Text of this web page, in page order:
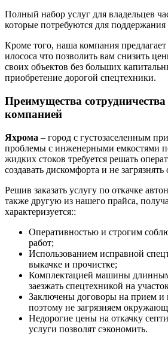
Полный набор услуг для владельцев
которые потребуются для
Кроме того, наша компания предлагает
илососа что позволить вам снизить
своих объектов без больших
приобретение дорогой спецтехники.
Преимущества
компанией
Яхрома – город с густозаселенным
проблемы с инженерными емкостями
жидких стоков требуется решать
создавать дискомфорта и не
Решив заказать услугу по откачке
также другую из нашего прайса,
характеризуется::
Оперативностью и строгим
работ;
Использованием исправной
выкачке и прочистке;
Комплектацией машины
заезжать спецтехникой на
Заключены договоры на прием
поэтому не загрязняем
Недорогие цены на откачку
услуги позволят сэкономить.